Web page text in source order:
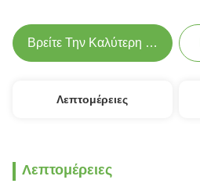
Βρείτε Την Καλύτερη Τιμή
Λεπτομέρειες
Λεπτομέρειες